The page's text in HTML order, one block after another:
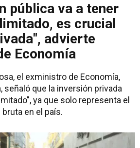
pública va a tener
es crucial
advierte
Economía
el exministro de Economía,
señaló que la inversión privada
ya que solo representa el
en el país.